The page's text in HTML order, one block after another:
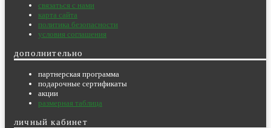
связаться с нами
карта сайта
политика безопасности
условия соглашения
дополнительно
партнерская программа
подарочные сертификаты
акции
размерная таблица
личный кабинет